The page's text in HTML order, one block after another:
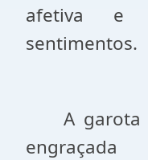
afetiva e
sentimentos.
A